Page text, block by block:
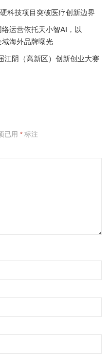
科技项目突破医疗创新边界
运营依托天小智AI，以
海外品牌曝光
阴（高新区）创新创业大赛
已用 *标注